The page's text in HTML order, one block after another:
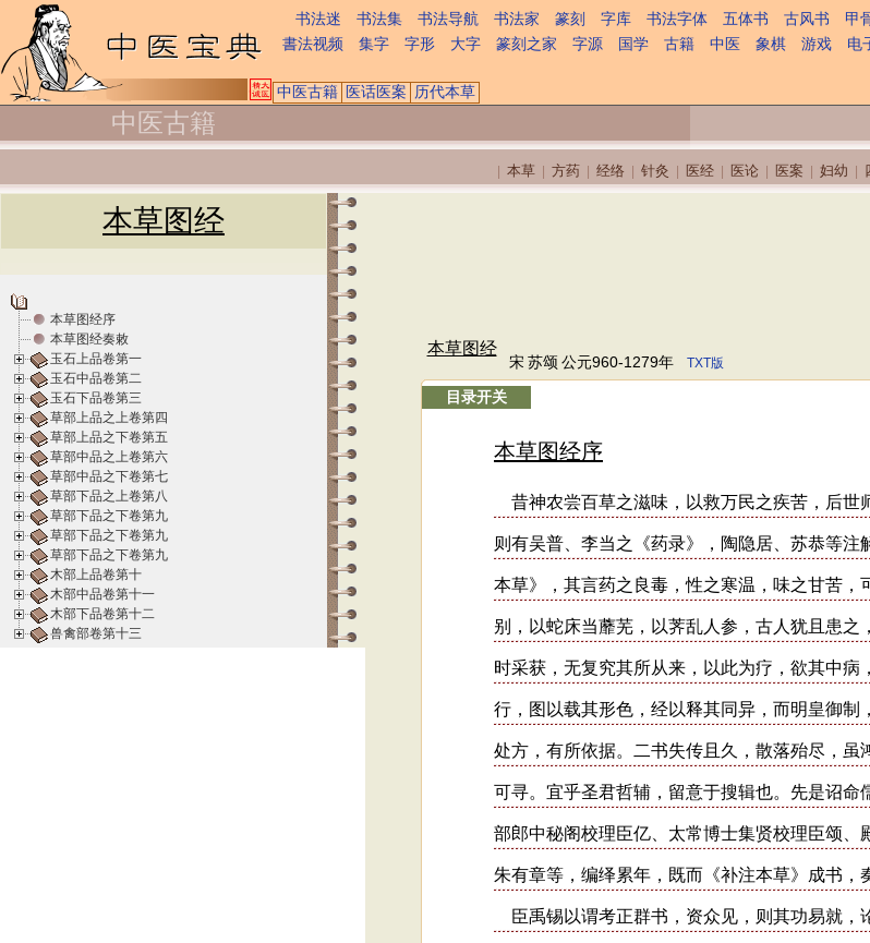
书法迷 书法集 书法导航 书法家 篆刻 字库 书法字体 五体书 古风书 甲
書法视频
集字 字形 大字 篆刻之家 字源 国学 古籍 中医 象棋 游戏 电
中医古籍 医话医案 历代本草
中医古籍
本草 方药 经络 针灸 医经 医论 医案 妇幼
本草图经
本草图经序
本草图经奏敕
玉石上品卷第一
玉石中品卷第二
玉石下品卷第三
草部上品之上卷第四
草部上品之下卷第五
草部中品之上卷第六
草部中品之下卷第七
草部下品之上卷第八
草部下品之下卷第九
草部下品之下卷第九
草部下品之下卷第九
木部上品卷第十
木部中品卷第十一
木部下品卷第十二
兽禽部卷第十三
本草图经
宋 苏颂 公元960-1279年 TXT版
目录开关